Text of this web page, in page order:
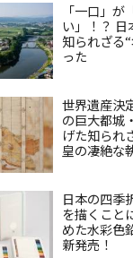
「一口」が
い」！？
知られざる
った
世界遺産決
の巨大都城
げた知られ
皇の凄絶な
日本の四季
を描くこと
めた水彩色
新発売！